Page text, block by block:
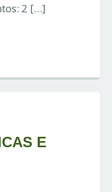
2 […]
E